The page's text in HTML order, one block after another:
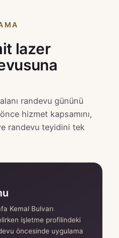
lazer
randevu gününü
hizmet kapsamını,
randevu teyidini tek
Kemal Bulvarı
işletme profilindeki
öncesinde uygulama